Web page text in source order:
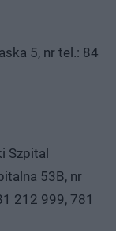
5, nr tel.: 84
Szpital
53B, nr
212 999, 781